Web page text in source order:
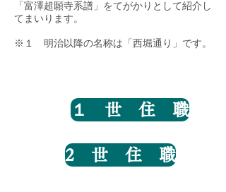
「富澤超願寺系譜」をてがかりとして紹介し
てまいります。
※１ 明治以降の名称は「西堀通り」です。
１ 世 住 職
2 世 住 職